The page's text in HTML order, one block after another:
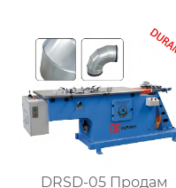
формы для сгибания
листового металла
DRSD-05 Продам